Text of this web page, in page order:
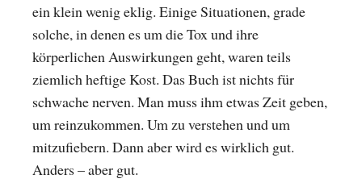
ein klein wenig eklig. Einige Situationen, grade
solche, in denen es um die Tox und ihre
körperlichen Auswirkungen geht, waren teils
ziemlich heftige Kost. Das Buch ist nichts für
schwache nerven. Man muss ihm etwas Zeit geben,
um reinzukommen. Um zu verstehen und um
mitzufiebern. Dann aber wird es wirklich gut.
Anders – aber gut.